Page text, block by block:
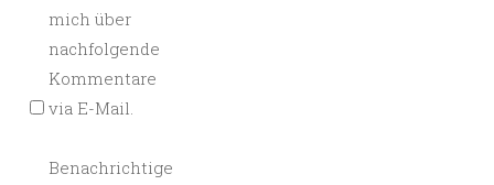
mich über
nachfolgende
Kommentare
via E-Mail.
Benachrichtige